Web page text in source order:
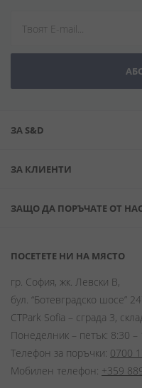
ЗА S&D
ЗА КЛИЕНТИ
ЗАЩО ДА ПОРЪЧАТЕ ОТ
ПОСЕТЕТЕ НИ НА МЯСТО
гр. София, жк. Левски В,
бул. “Ботевградско шосе”
CTPark Sofia – сграда 3,
Понеделник – петък: 8:30 –
Телефон за поръчки: 0700
Мобилен телефон: +359